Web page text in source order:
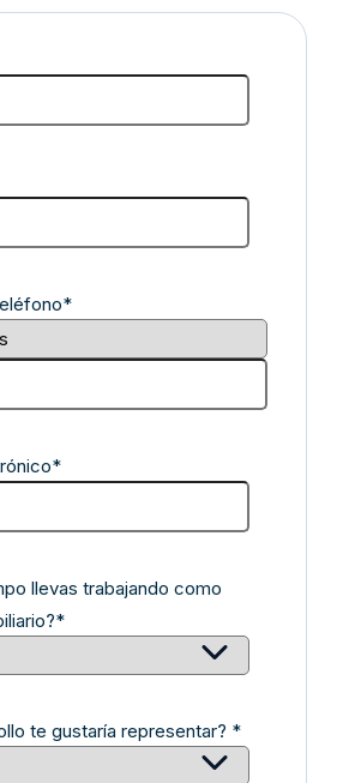
*
*
llevas trabajando como
*
te gustaría representar? *